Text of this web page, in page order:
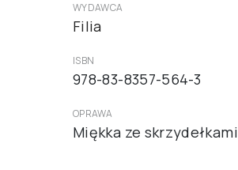
WYDAWCA
Filia
ISBN
978-83-8357-564-3
OPRAWA
Miękka ze skrzydełkami